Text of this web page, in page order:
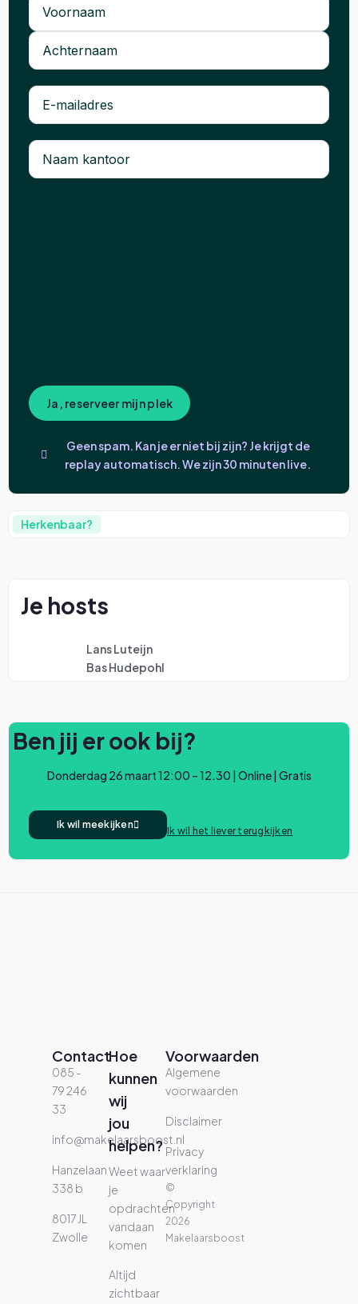
Ja, reserveer mijn plek
Geen spam. Kan je er niet bij zijn? Je krijgt de
replay automatisch. We zijn 30 minuten live.
Herkenbaar?
Je hosts
Lans Luteijn
Bas Hudepohl
Ben jij er ook bij?
Donderdag 26 maart 12:00 – 12.30 | Online | Gratis
Ik wil meekijken
Ik wil het liever terugkijken
Contact
085 -
79 246
33
info@makelaarsboost.nl
Hanzelaan
338 b
8017 JL
Zwolle
Hoe
kunnen
wij
jou
helpen?
Weet waar
je
opdrachten
vandaan
komen
Altijd
zichtbaar
Voorwaarden
Algemene
voorwaarden
Disclaimer
Privacy
verklaring
©
Copyright
2026
Makelaarsboost